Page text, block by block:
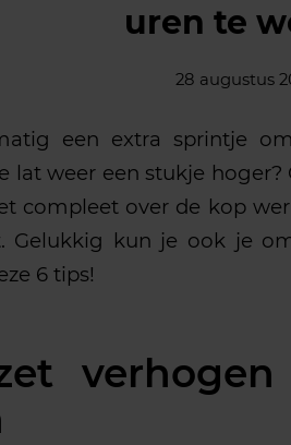
uren te
28 augustus
een extra sprintje
lat weer een stukje hoger?
compleet over de kop
Gelukkig kun je ook je
6 tips!